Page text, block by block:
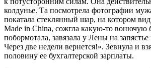
колдунье. Та посмотрела фотографии
покатала стеклянный шар, на котором
Made in China, сожгла какую-то вонючую
побормотала, завязала у Лены на
Через две недели вернется!». Зевнула и
половину ее бухгалтерской зарплаты.